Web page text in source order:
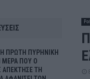
ΠΡΩΤΗ ΠΥΡΗΝΙΚΗ
ΜΕΡΑ ΠΟΥ Ο
ΤΗ